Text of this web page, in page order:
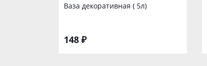
Ваза декоративная ( 5л)
148 ₽